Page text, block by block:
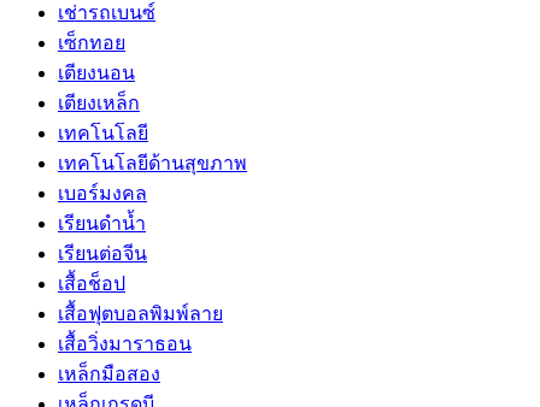
เช่ารถเบนซ์
เซ็กทอย
เตียงนอน
เตียงเหล็ก
เทคโนโลยี
เทคโนโลยีด้านสุขภาพ
เบอร์มงคล
เรียนดำน้ำ
เรียนต่อจีน
เสื้อช็อป
เสื้อฟุตบอลพิมพ์ลาย
เสื้อวิ่งมาราธอน
เหล็กมือสอง